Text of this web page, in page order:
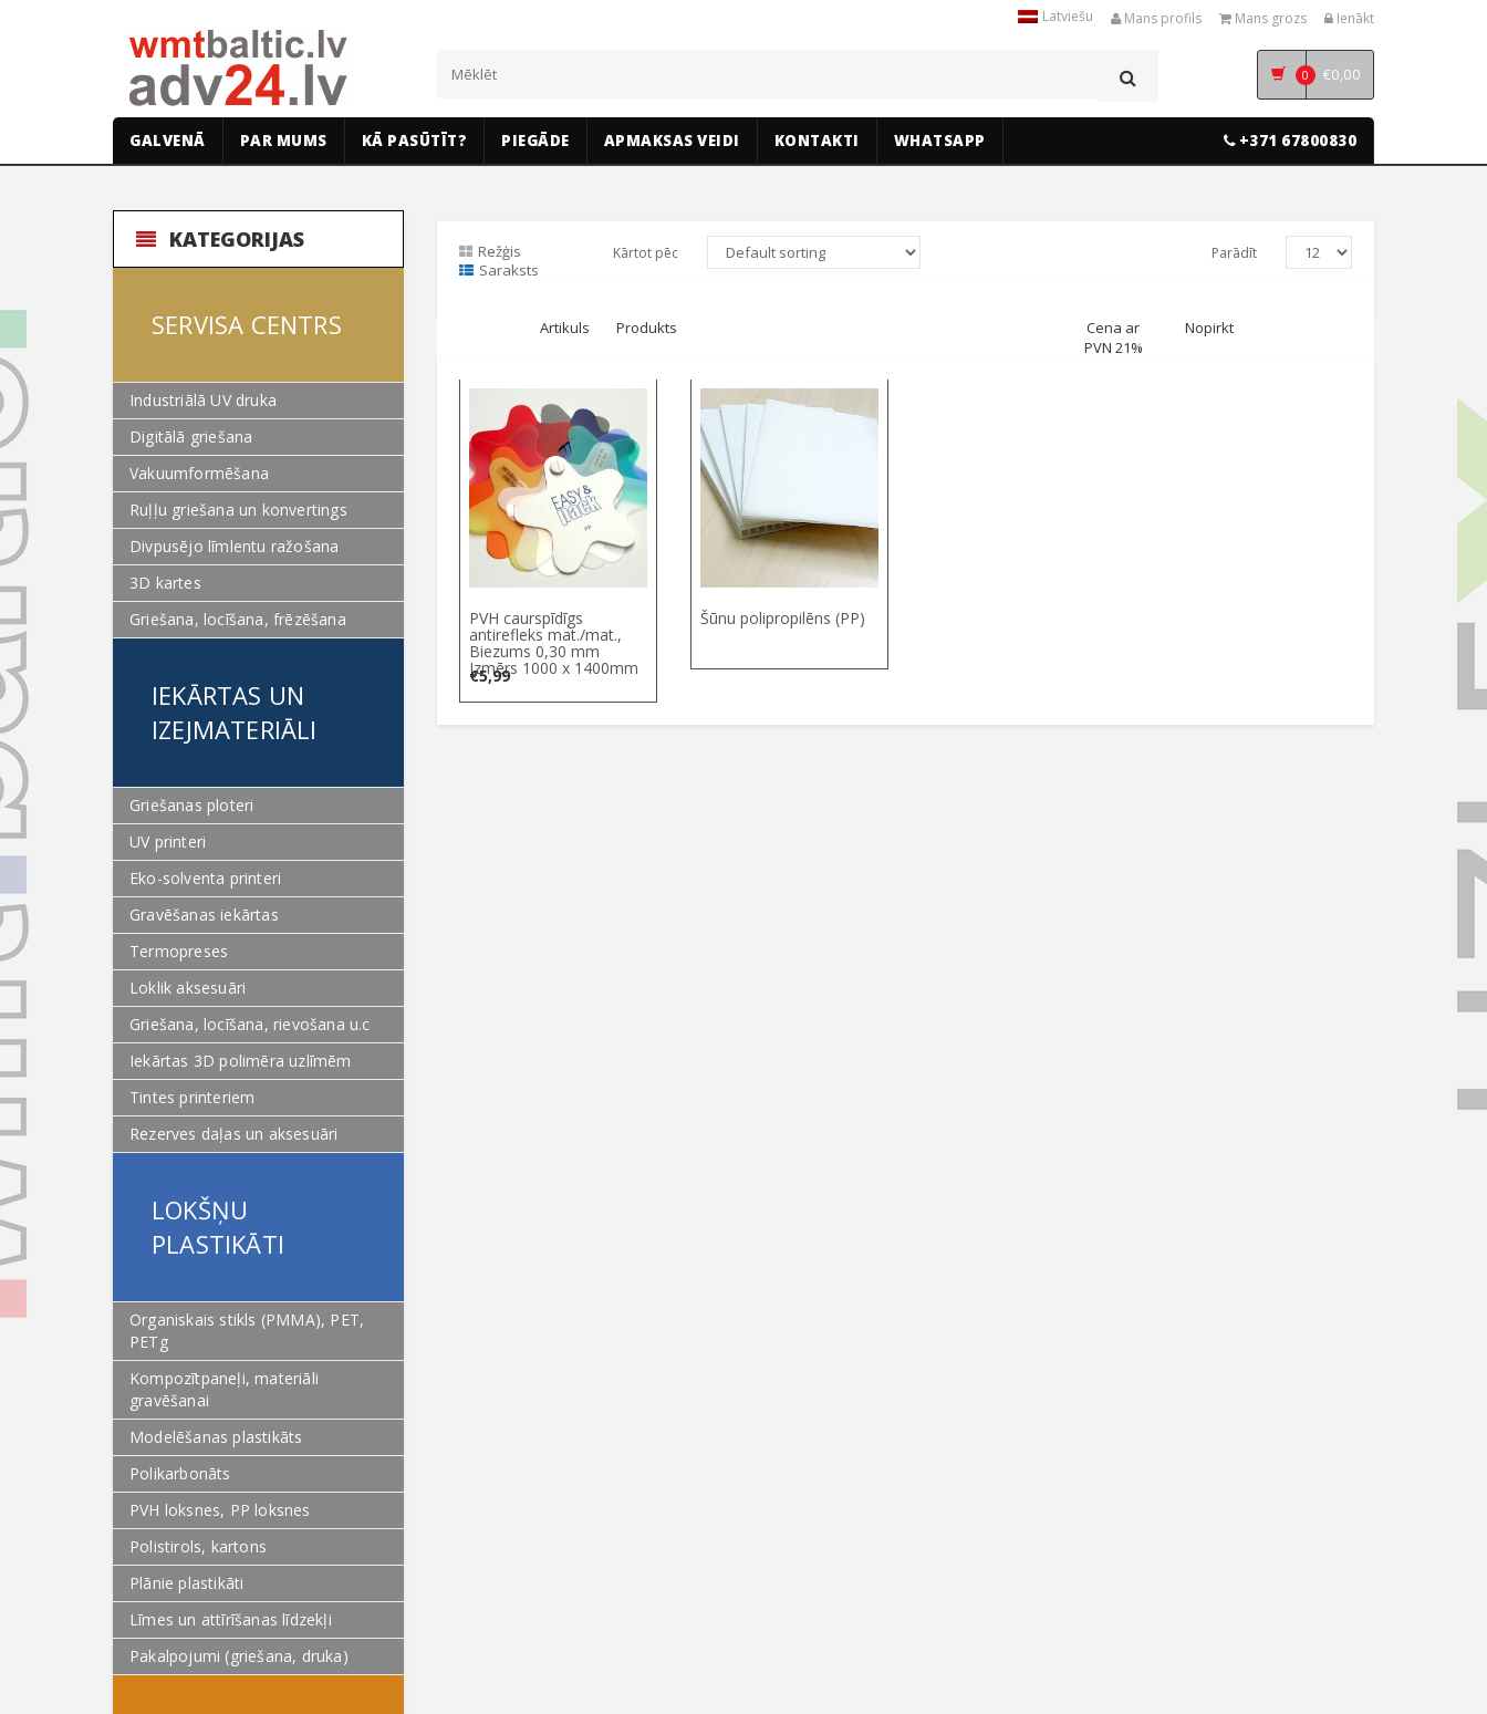
Latviešu Mans profils Mans grozs Ienākt
0 €0,00
GALVENĀ PAR MUMS KĀ PASŪTĪT? PIEGĀDE APMAKSAS VEIDI KONTAKTI WHATSAPP +371 67800830
KATEGORIJAS
SERVISA CENTRS
Industriālā UV druka
Digitālā griešana
Vakuumformēšana
Ruļļu griešana un konvertings
Divpusējo līmlentu ražošana
3D kartes
Griešana, locīšana, frēzēšana
IEKĀRTAS UN
IZEJMATERIĀLI
Griešanas ploteri
UV printeri
Eko-solventa printeri
Gravēšanas iekārtas
Termopreses
Loklik aksesuāri
Griešana, locīšana, rievošana u.c
Iekārtas 3D polimēra uzlīmēm
Tintes printeriem
Rezerves daļas un aksesuāri
LOKŠŅU
PLASTIKĀTI
Organiskais stikls (PMMA), PET,
PETg
Kompozītpaneļi, materiāli
gravēšanai
Modelēšanas plastikāts
Polikarbonāts
PVH loksnes, PP loksnes
Polistirols, kartons
Plānie plastikāti
Līmes un attīrīšanas līdzekļi
Pakalpojumi (griešana, druka)
Režģis
Saraksts
Kārtot pēc Parādīt
Artikuls Produkts
Cena ar
PVN 21%
Nopirkt
PVH caurspīdīgs
antirefleks mat./mat.,
Biezums 0,30 mm
Izmērs 1000 х 1400mm
€5,99
Šūnu polipropilēns (PP)